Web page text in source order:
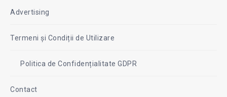
Advertising
Termeni și Condiții de Utilizare
Politica de Confidențialitate GDPR
Contact